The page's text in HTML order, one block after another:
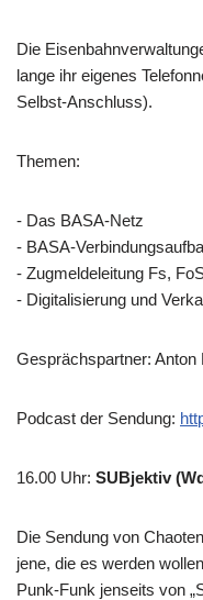
Die
lange ihr eigenes
Selbst-Anschluss).
Themen:
- Das BASA-Netz
- BASA-
- Zugmeldeleitung Fs,
- Digitalisierung und
Gesprächspartner:
Podcast der Sendung:
16.00 Uhr: SUBjektiv
Die Sendung von
jene, die es werden
Punk-Funk jenseits von